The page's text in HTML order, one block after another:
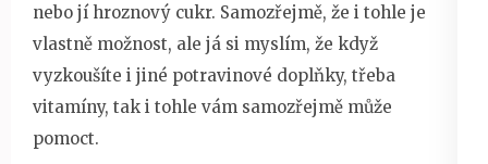
nebo jí hroznový cukr. Samozřejmě, že i tohle je
vlastně možnost, ale já si myslím, že když
vyzkoušíte i jiné potravinové doplňky, třeba
vitamíny, tak i tohle vám samozřejmě může
pomoct.